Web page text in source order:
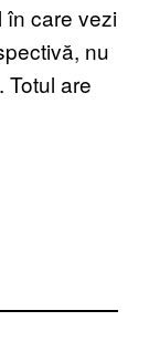
în care vezi
nu
Totul are